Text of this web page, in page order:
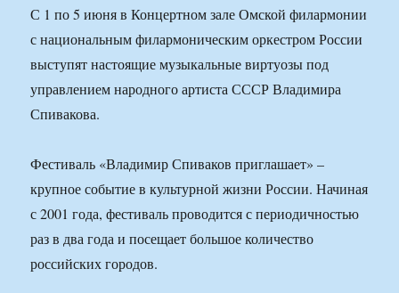
С 1 по 5 июня в Концертном зале Омской филармонии
с национальным филармоническим оркестром России
выступят настоящие музыкальные виртуозы под
управлением народного артиста СССР Владимира
Спивакова.
Фестиваль «Владимир Спиваков приглашает» –
крупное событие в культурной жизни России. Начиная
с 2001 года, фестиваль проводится с периодичностью
раз в два года и посещает большое количество
российских городов.